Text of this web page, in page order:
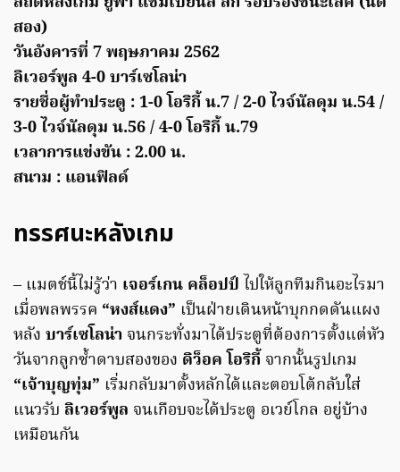
สอง)
วันอังคารที่ 7 พฤษภาคม 2562
ลิเวอร์พูล 4-0 บาร์เซโลน่า
รายชื่อผู้ทำประตู : 1-0 โอริกี้ น.7 / 2-0 ไวจ์นัลดุม น.54 /
3-0 ไวจ์นัลดุม น.56 / 4-0 โอริกี้ น.79
เวลาการแข่งขัน : 2.00 น.
สนาม : แอนฟิลด์
ทรรศนะหลังเกม
– แมตช์นี้ไม่รู้ว่า เจอร์เกน คล็อปป์ ไปให้ลูกทีมกินอะไรมา
เมื่อพลพรรค “หงส์แดง” เป็นฝ่ายเดินหน้าบุกกดดันแผง
หลัง บาร์เซโลน่า จนกระทั่งมาได้ประตูที่ต้องการตั้งแต่หัว
วันจากลูกซ้ำดาบสองของ ดิว็อค โอริกี้ จากนั้นรูปเกม
“เจ้าบุญทุ่ม” เริ่มกลับมาตั้งหลักได้และตอบโต้กลับใส่
แนวรับ ลิเวอร์พูล จนเกือบจะได้ประตู อเวย์โกล อยู่บ้าง
เหมือนกัน